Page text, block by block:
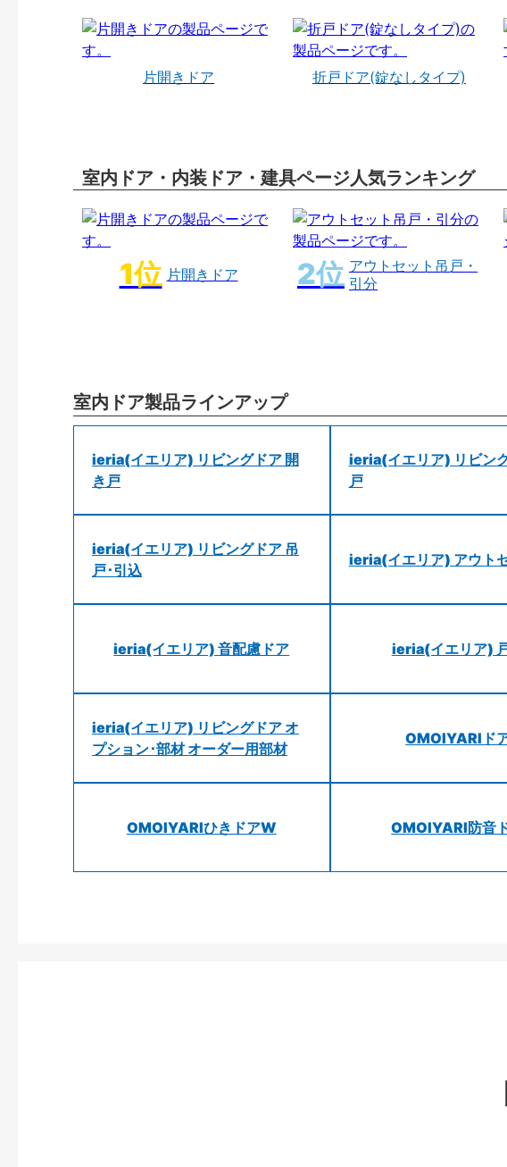
片開きドア 折戸ドア(錠なしタイプ)
室内ドア・内装ドア・建具ページ人気ランキング
片開きドア
アウトセット吊戸・
引分
室内ドア製品ラインアップ
ieria(イエリア) リビングドア 開
き戸
ieria(イエリア) リビン
戸
ieria(イエリア) リビングドア 吊
戸･引込
ieria(イエリア) アウト
ieria(イエリア) 音配慮ドア ieria(イエリア)
ieria(イエリア) リビングドア オ
プション･部材 オーダー用部材
OMOIYARIド
OMOIYARIひきドアW OMOIYARI防音